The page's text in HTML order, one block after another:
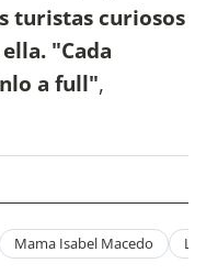
turistas curiosos
"Cada
a full",
Mama Isabel Macedo